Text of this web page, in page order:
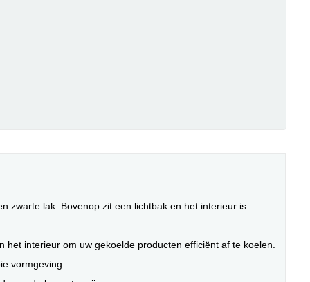
zwarte lak. Bovenop zit een lichtbak en het interieur is
interieur om uw gekoelde producten efficiënt af te koelen.
vormgeving.